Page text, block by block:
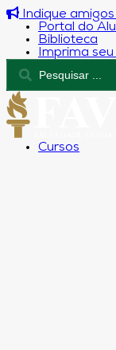
Indique amigos
Portal do
Biblioteca
Imprima
Cursos